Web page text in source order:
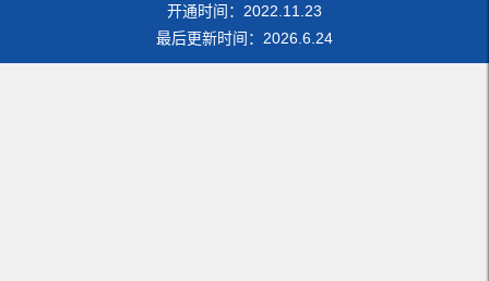
开通时间： 2022 11 23
最后更新时间： 2026 6 24